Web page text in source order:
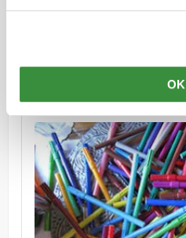
OK
Met deze powerworkshop
Bekijk
Mindmapping
Workshop